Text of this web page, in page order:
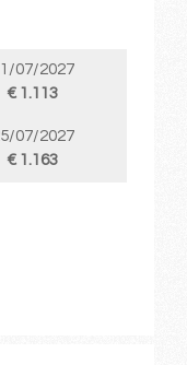
07/2027
€ 1.113
07/2027
€ 1.163